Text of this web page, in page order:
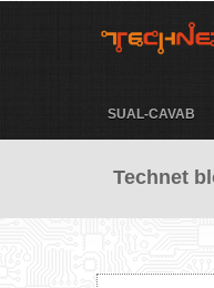
SUAL-CAVAB
Technet